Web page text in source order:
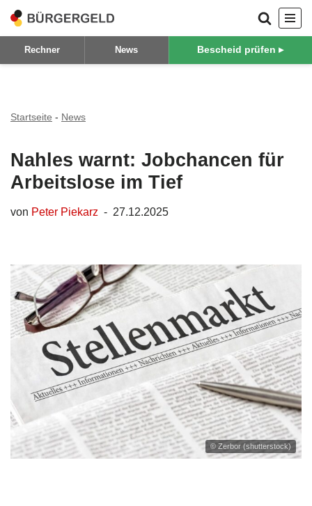
Zum
Inhalt
Rechner News Bescheid prüfen ▸
Startseite - News
Nahles warnt: Jobchancen für
Arbeitslose im Tief
von Peter Piekarz 27.12.2025
© Zerbor (shutterstock)